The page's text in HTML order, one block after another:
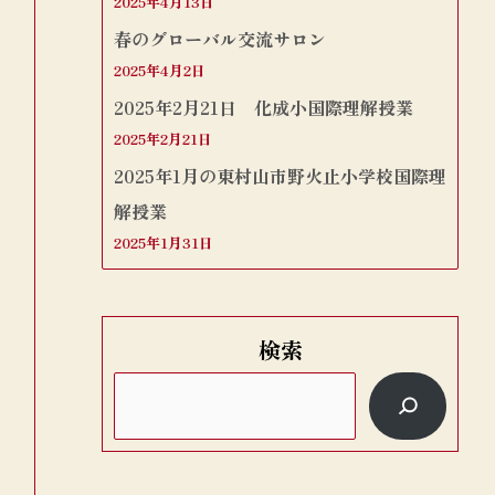
春のグローバル交流サロン
2025年4月2日
2025年2月21日 化成小国際理解授業
2025年2月21日
2025年1月の東村山市野火止小学校国際理
解授業
2025年1月31日
検索